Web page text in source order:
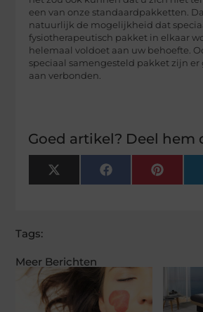
Meer Berichten
een van onze standaardpakketten.
natuurlijk de mogelijkheid dat
fysiotherapeutisch pakket in elkaar
helemaal voldoet aan uw behoefte.
speciaal samengesteld pakket zijn er
aan verbonden.
Goed artikel? Deel hem
X
(Twitter)
Facebook
Tags: